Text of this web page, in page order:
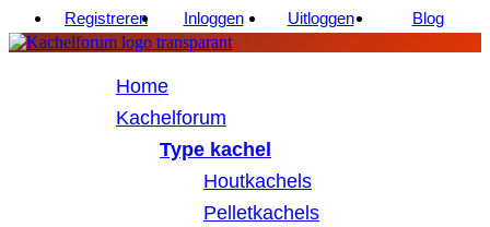
Registreren Inloggen Uitloggen Blog
Home
Kachelforum
Type kachel
Houtkachels
Pelletkachels